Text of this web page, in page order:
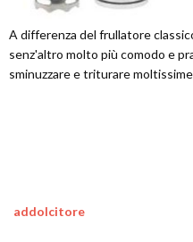
A differenza del frullatore
senz'altro molto più comodo e
sminuzzare e triturare
addolcitore